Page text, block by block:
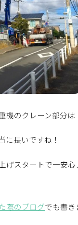
機のクレーン部分は
に長いですね！
げスタートで一安
際のブログでも書き